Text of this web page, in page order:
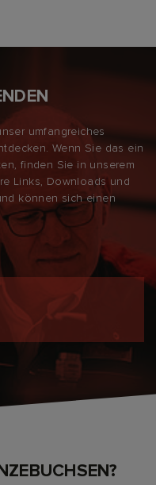
umfangreiches
Wenn Sie das ein
finden Sie in unserem
Links, Downloads und
können sich einen